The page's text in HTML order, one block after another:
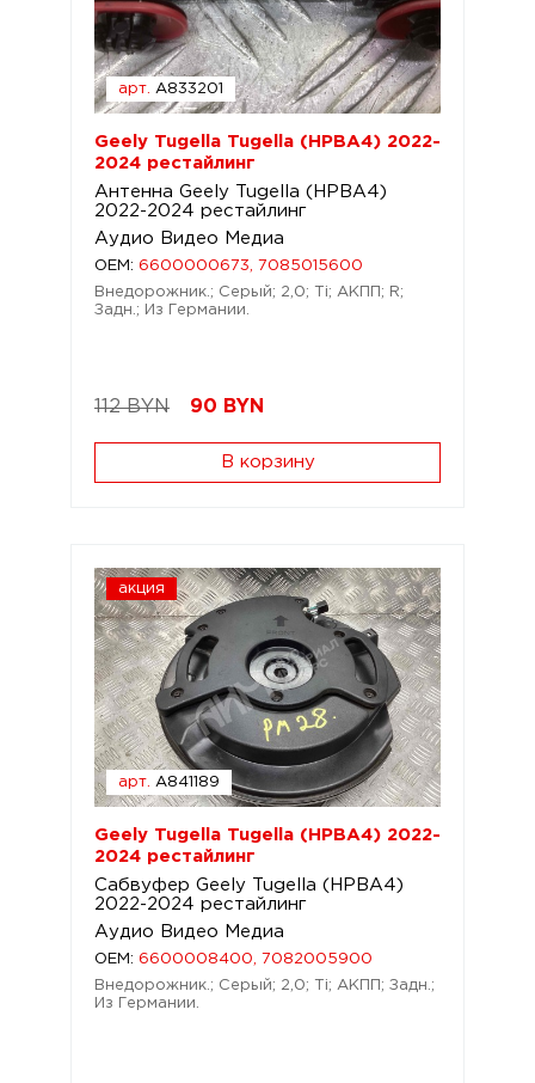
арт. A833201
Geely Tugella Tugella (HPBA4) 2022-
2024 рестайлинг
Антенна Geely Tugella (HPBA4)
2022-2024 рестайлинг
Аудио Видео Медиа
OEM: 6600000673, 7085015600
Внедорожник.; Серый; 2,0; Ti; АКПП; R;
Задн.; Из Германии.
112 BYN 90 BYN
В корзину
акция
арт. A841189
Geely Tugella Tugella (HPBA4) 2022-
2024 рестайлинг
Сабвуфер Geely Tugella (HPBA4)
2022-2024 рестайлинг
Аудио Видео Медиа
OEM: 6600008400, 7082005900
Внедорожник.; Серый; 2,0; Ti; АКПП; Задн.;
Из Германии.